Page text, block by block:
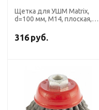
Щетка для УШМ Matrix,
d=100 мм, М14, плоская,
мм
316 руб.